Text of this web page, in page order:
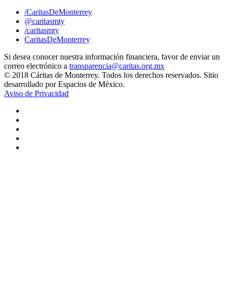
/CaritasDeMonterrey
@caritasmty
/caritasmty
CaritasDeMonterrey
Si desea conocer nuestra información financiera, favor de enviar un
correo electrónico a transparencia@caritas.org.mx
© 2018 Cáritas de Monterrey. Todos los derechos reservados. Sitio
desarrollado por Espacios de México.
Aviso de Privacidad